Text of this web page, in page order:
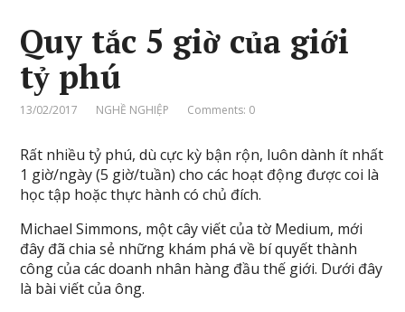
Quy tắc 5 giờ của giới
tỷ phú
13/02/2017 NGHỀ NGHIỆP Comments: 0
Rất nhiều tỷ phú, dù cực kỳ bận rộn, luôn dành ít nhất
1 giờ/ngày (5 giờ/tuần) cho các hoạt động được coi là
học tập hoặc thực hành có chủ đích.
Michael Simmons, một cây viết của tờ Medium, mới
đây đã chia sẻ những khám phá về bí quyết thành
công của các doanh nhân hàng đầu thế giới. Dưới đây
là bài viết của ông.